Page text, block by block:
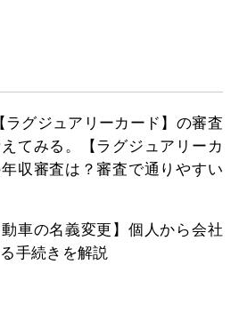
ラグジュアリーカード】の審査
てみる。【ラグジュアリーカ
収審査は？審査で通りやすい
動車の名義変更】個人から会社
手続きを解説